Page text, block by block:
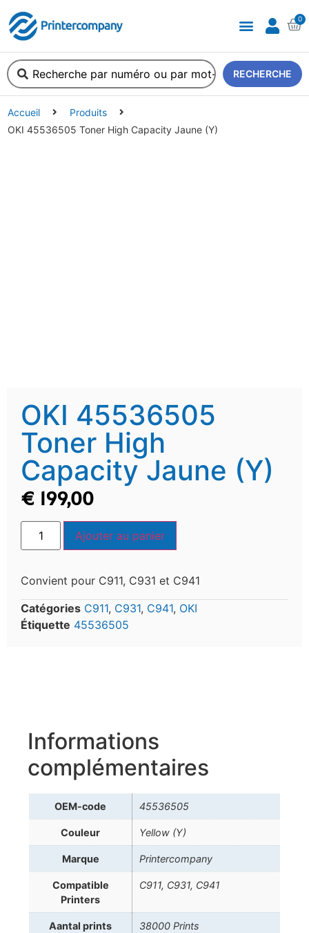
0
RECHERCHE
Accueil
Produits
OKI 45536505 Toner High Capacity Jaune (Y)
OKI 45536505
Toner High
Capacity Jaune (Y)
€ 199,00
Ajouter au panier
Convient pour C911, C931 et C941
Catégories C911, C931, C941, OKI
Étiquette 45536505
Informations
complémentaires
OEM-code 45536505
Couleur Yellow (Y)
Marque Printercompany
Compatible
Printers
C911, C931, C941
Aantal prints 38000 Prints